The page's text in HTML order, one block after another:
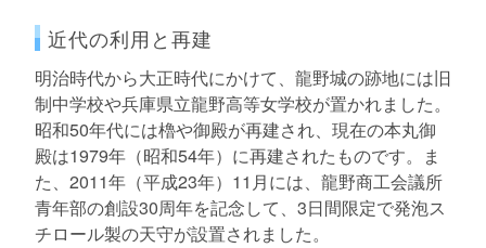
近代の利用と再建
明治時代から大正時代にかけて、龍野城の跡地には旧
制中学校や兵庫県立龍野高等女学校が置かれました。
昭和50年代には櫓や御殿が再建され、現在の本丸御
殿は1979年（昭和54年）に再建されたものです。ま
た、2011年（平成23年）11月には、龍野商工会議所
青年部の創設30周年を記念して、3日間限定で発泡ス
チロール製の天守が設置されました。